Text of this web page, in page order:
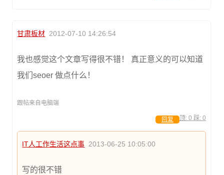
甘肃板材 2012-07-10 14:26:54
我也感觉这个文章写得很不错！ 真正意义的可以知道
我们seoer 做点什么！
跟帖来自电脑端
顶: 0 踩: 0
回复
IT人工作生活这点事 2013-06-25 10:05:00
写的很不错